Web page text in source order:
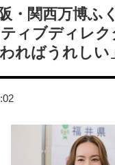
・関西万博ふ
ィブディレク
ればうれしい